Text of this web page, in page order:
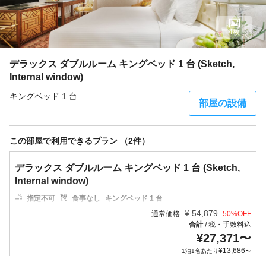
デラックス ダブルルーム キングベッド 1 台 (Sketch,
Internal window)
キングベッド 1 台
部屋の設備
4枚
この部屋で利用できるプラン （2件）
デラックス ダブルルーム キングベッド 1 台 (Sketch,
Internal window)
指定不可 食事なし
キングベッド 1 台
通常価格 ¥ 54,879 50%OFF
合計/税・手数料込
¥27,371〜
1泊1名あたり¥13,686〜